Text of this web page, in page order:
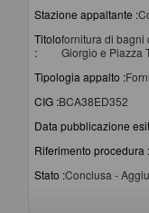
Stazione appaltante :
Titolo
:
fornitura di bagni
Giorgio e Piazza
Tipologia appalto :
CIG :BCA38ED352
Data pubblicazione
Riferimento procedura :
Stato :Conclusa -